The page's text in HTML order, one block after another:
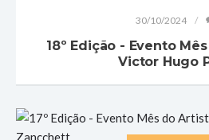
30/10/2024
18º Edição - Evento
Victor Hugo